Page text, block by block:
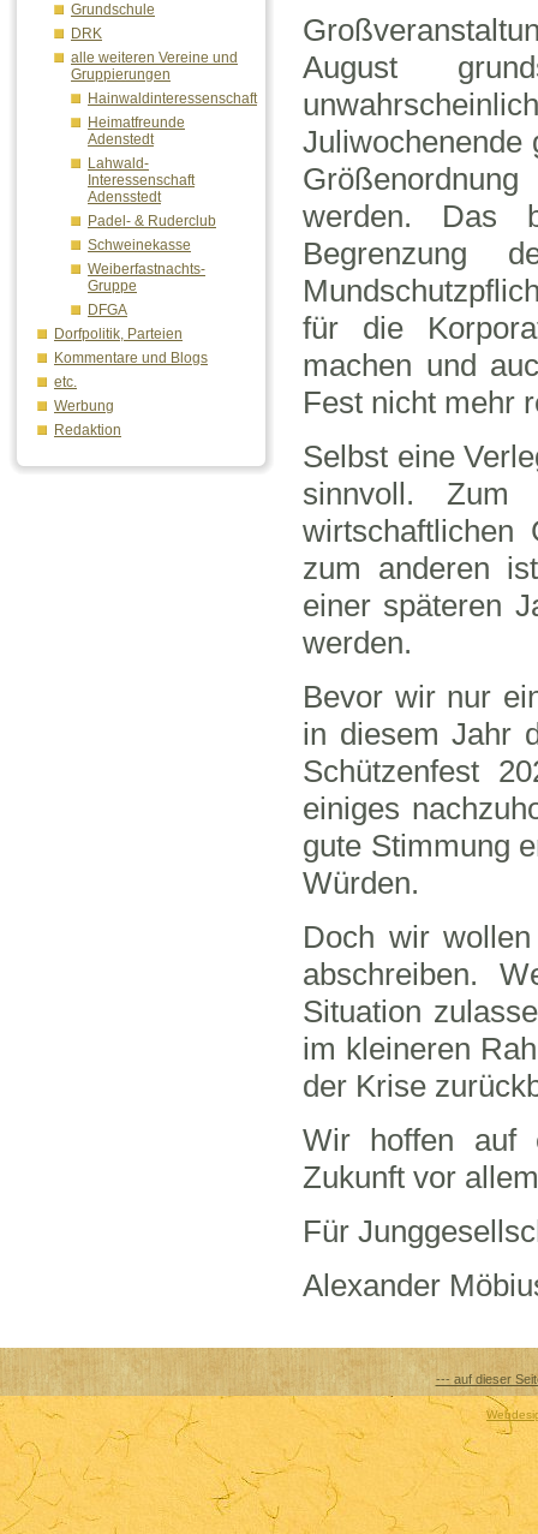
Grundschule
DRK
alle weiteren Vereine und
Gruppierungen
Hainwaldinteressenschaft
Heimatfreunde
Adenstedt
Lahwald-
Interessenschaft
Adensstedt
Padel- & Ruderclub
Schweinekasse
Weiberfastnachts-
Gruppe
DFGA
Dorfpolitik, Parteien
Kommentare und Blogs
etc.
Werbung
Redaktion
August
Juliwochenende
werden. Das
Begrenzung
für die
machen und
Fest nicht mehr
Selbst eine
sinnvoll.
zum anderen
einer späteren
werden.
Bevor wir nur
in diesem Jahr
Schützenfest
einiges
gute Stimmung
Würden.
Doch wir
abschreiben.
Situation
im kleineren
der Krise
Wir hoffen auf
Zukunft vor
Für
Alexander
--- auf dieser